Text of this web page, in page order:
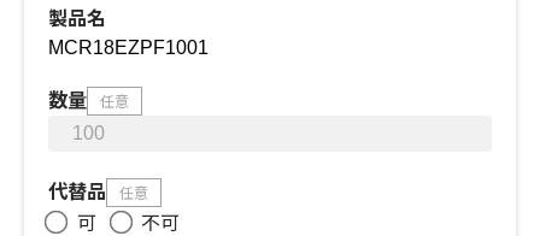
製品名
数量 任意
代替品 任意
可
不可